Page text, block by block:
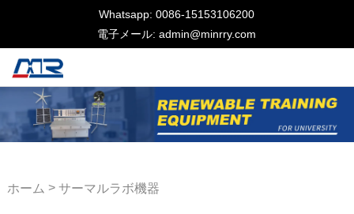
Whatsapp: 0086-15153106200
電子メール: admin@minrry.com
ホーム > サーマルラボ機器